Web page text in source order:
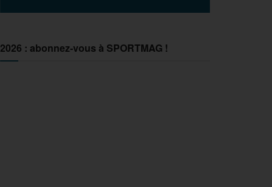
2026 : abonnez-vous à SPORTMAG !